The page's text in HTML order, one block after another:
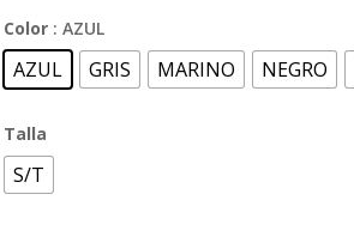
Color : AZUL
AZUL GRIS MARINO NEGRO
Talla
S/T